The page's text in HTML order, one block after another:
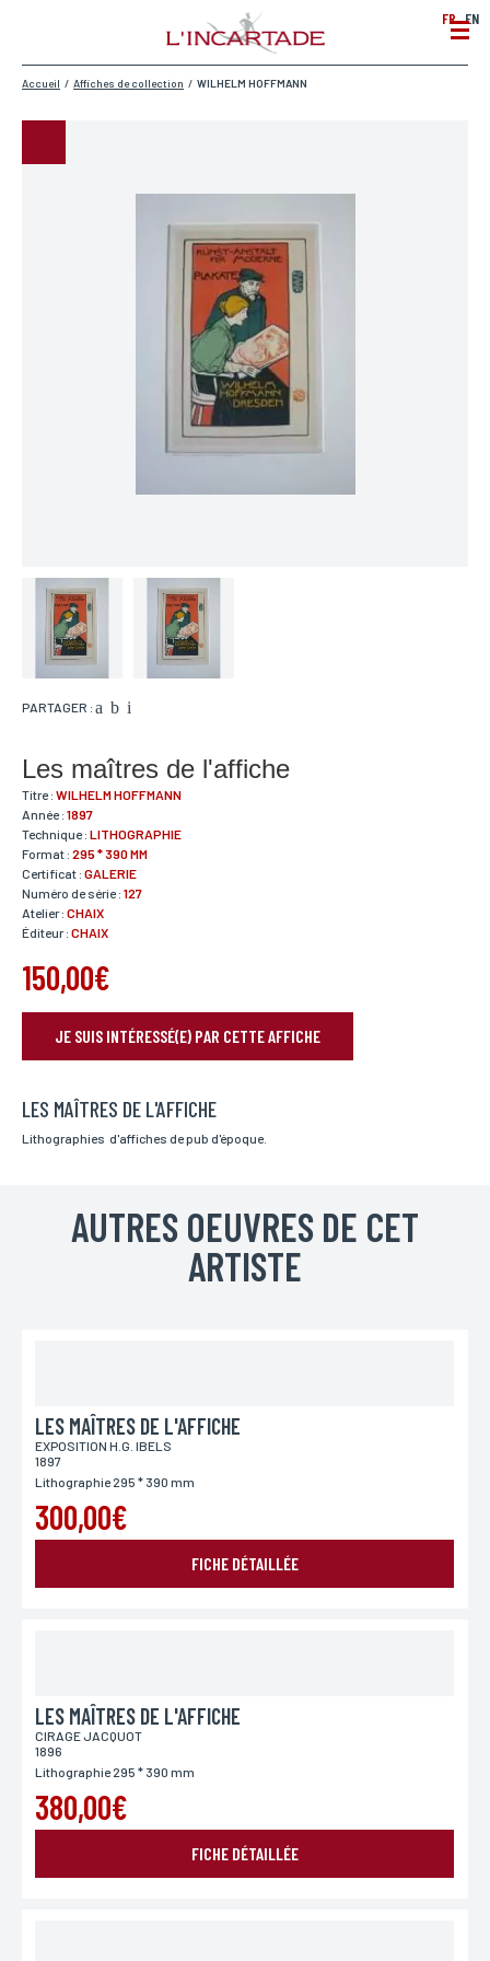
FR EN
Accueil / Affiches de collection / WILHELM HOFFMANN
PARTAGER :
Les maîtres de l'affiche
Titre : WILHELM HOFFMANN
Année : 1897
Technique : LITHOGRAPHIE
Format : 295 * 390 MM
Certificat : GALERIE
Numéro de série : 127
Atelier : CHAIX
Éditeur : CHAIX
150,00€
JE SUIS INTÉRESSÉ(E) PAR CETTE AFFICHE
RÉSERVER VOTRE AFFICHE
Nom*
vous pouvez nous laisser vos nom et prénom.
Si vous souhaitez recevoir une réponse personnalisée,
vous pouvez nous laisser vos nom et prénom.
Téléphone
Si vous préférez que l’on vous contacte par téléphone,
vous pouvez indiquer votre numéro.
Si vous souhaitez recevoir une réponse personnalisée,
Si vous souhaitez recevoir une réponse personnalisée,
vous pouvez nous laisser votre code postal.
Si vous souhaitez recevoir une réponse personnalisée,
LES MAÎTRES DE L'AFFICHE
Lithographies d'affiches de pub d'époque.
AUTRES OEUVRES DE CET
ARTISTE
LES MAÎTRES DE L'AFFICHE
EXPOSITION H.G. IBELS
1897
Lithographie 295 * 390 mm
300,00€
FICHE DÉTAILLÉE
LES MAÎTRES DE L'AFFICHE
CIRAGE JACQUOT
1896
Lithographie 295 * 390 mm
380,00€
FICHE DÉTAILLÉE